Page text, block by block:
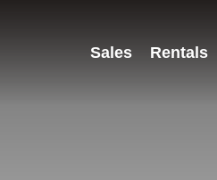
Sales Rentals